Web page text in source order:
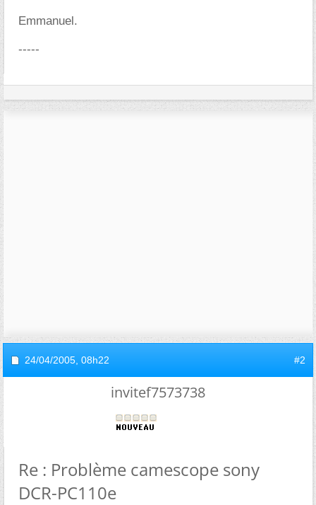
Emmanuel.
-----
24/04/2005, 08h22 #2
invitef7573738
Re : Problème camescope sony
DCR-PC110e